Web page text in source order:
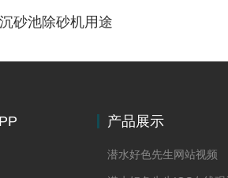
砂池除砂机用途
产品展示
潜水好色先生网站视频